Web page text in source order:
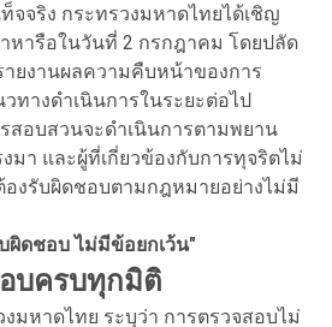
จริง กระทรวงมหาดไทยได้เชิญ
หารือในวันที่ 2 กรกฎาคม โดยปลัด
ยงานผลความคืบหน้าของการ
ทางดำเนินการในระยะต่อไป
สอบสวนจะดำเนินการตามพยาน
มา และผู้ที่เกี่ยวข้องกับการทุจริตไม่
องรับผิดชอบตามกฎหมายอย่างไม่มี
ผิดชอบ ไม่มีข้อยกเว้น"
บครบทุกมิติ
มหาดไทย ระบุว่า การตรวจสอบไม่